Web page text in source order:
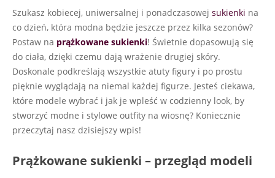
Szukasz kobiecej, uniwersalnej i ponadczasowej sukienki na
co dzień, która modna będzie jeszcze przez kilka sezonów?
Postaw na prążkowane sukienki! Świetnie dopasowują się
do ciała, dzięki czemu dają wrażenie drugiej skóry.
Doskonale podkreślają wszystkie atuty figury i po prostu
pięknie wyglądają na niemal każdej figurze. Jesteś ciekawa,
które modele wybrać i jak je wpleść w codzienny look, by
stworzyć modne i stylowe outfity na wiosnę? Koniecznie
przeczytaj nasz dzisiejszy wpis!
Prążkowane sukienki – przegląd modeli